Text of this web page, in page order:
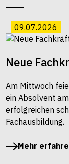
09.07.2026
Neue
Am Mittwoch
ein Absolvent
erfolgreichen
Fachausbildung.
Mehr